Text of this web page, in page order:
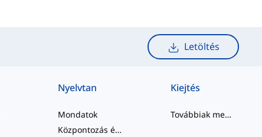
Letöltés
Nyelvtan
Mondatok
Központozás és Helyesírás
Kiejtés
Továbbiak megtekintése